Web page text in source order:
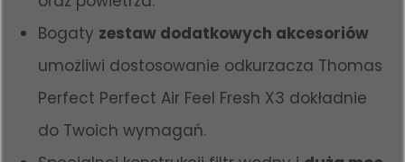
Bogaty zestaw dodatkowych akcesoriów
umożliwi dostosowanie odkurzacza Thomas
Perfect Perfect Air Feel Fresh X3 dokładnie
do Twoich wymagań.